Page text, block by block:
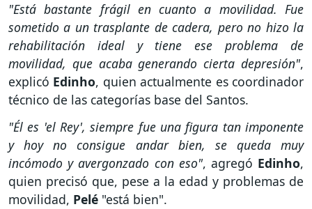
"Está bastante frágil en cuanto a movilidad. Fue
sometido a un trasplante de cadera, pero no hizo la
rehabilitación ideal y tiene ese problema de
movilidad, que acaba generando cierta depresión",
explicó Edinho, quien actualmente es coordinador
técnico de las categorías base del Santos.
"Él es 'el Rey', siempre fue una figura tan imponente
y hoy no consigue andar bien, se queda muy
incómodo y avergonzado con eso", agregó Edinho,
quien precisó que, pese a la edad y problemas de
movilidad, Pelé "está bien".